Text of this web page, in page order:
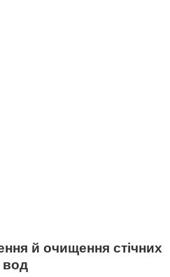
й очищення стічних
вод